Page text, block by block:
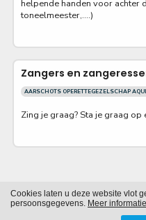
helpende handen voor achter
toneelmeester,....)
Zangers en
AARSCHOTS OPERETTEGEZELSCHAP
Zing je graag? Sta je graag op
Cookies laten u deze website vlot
persoonsgegevens. Meer informatie